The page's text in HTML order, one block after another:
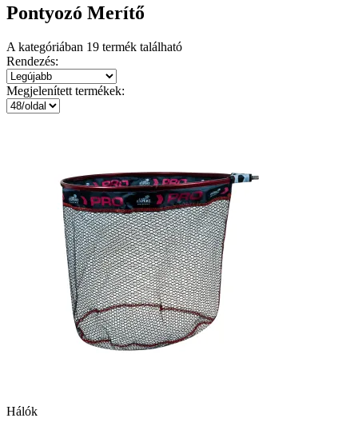
Pontyozó Merítő
A kategóriában 19 termék található
Rendezés:
Megjelenített termékek:
Hálók